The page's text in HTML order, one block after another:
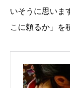
いそうに思いま
こに頼るか」を